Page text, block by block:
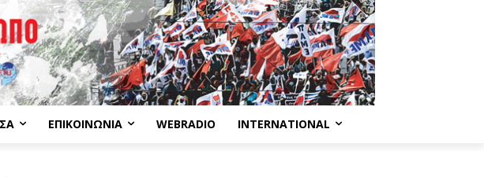
ΕΠΙΚΟΙΝΩΝΊΑ WEBRADIO INTERNATIONAL